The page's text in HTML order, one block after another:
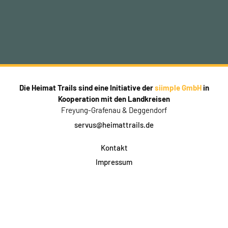
Die Heimat Trails sind eine Initiative dersiimple GmbHin
Kooperation mit den Landkreisen
Freyung-Grafenau & Deggendorf
servus@heimattrails.de
Kontakt
Impressum